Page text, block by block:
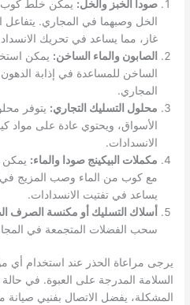
صودا الخبز والخل: يمكن خلط كوب
الخل وصبهما في المجاري. يتفاعل
غاز، مما يساعد في تحريك
الصابون والماء الساخن: يمكن
الساخن للمساعدة في إذابة
المجاري.
محلول التسليك التجاري: يتوفر
الأسواق، ويحتوي عادة على مواد
الانسدادات.
مكملات البيكينج صودا والماء: يمكن
مع كوب من الماء وصب المزيج في
يساعد في تفتيت الانسدادات.
أسلاك التسليك أو مكنسة الصرف
سحب الفضلات المتجمعة في
يرجى مراعاة الحذر عند استخدام أي
السلامة المدرجة على العبوة. في
المشكلة، يفضل الاتصال بفنيي